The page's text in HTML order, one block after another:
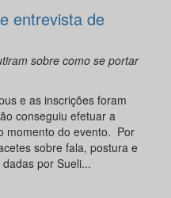
entrevista de
sobre como se portar
e as inscrições foram
conseguiu efetuar a
momento do evento. Por
sobre fala, postura e
por Sueli...